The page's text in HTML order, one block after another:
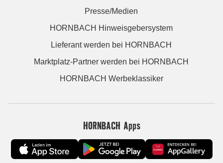
Presse/Medien
HORNBACH Hinweisgebersystem
Lieferant werden bei HORNBACH
Marktplatz-Partner werden bei HORNBACH
HORNBACH Werbeklassiker
HORNBACH Apps